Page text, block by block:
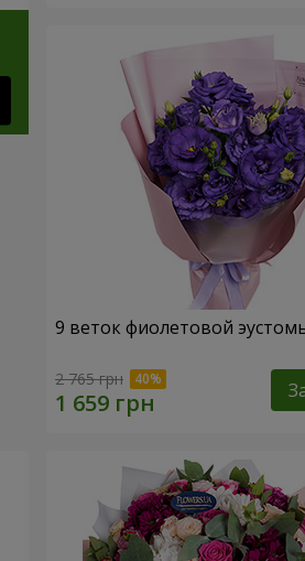
9 веток фиолетовой
2 765 грн